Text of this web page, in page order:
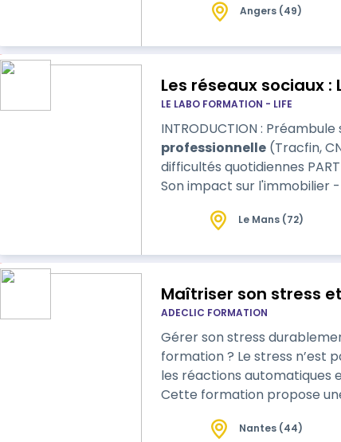
pendant 2 jours ++ Vous faire faire un premier pas en établissant votre propreAngers (49)
Les réseaux sociaux
LE LABO FORMATION - LIFE
INTRODUCTION :
professionnelle(Tracfin,
difficultés quotidiennes PARTIE 1 : Contexte actuel - Rappel de la crise de 2009 -
Son impact sur l'immobilier
Le Mans (72)
Maîtriser son stress
ADECLIC FORMATION
Gérer son stress
formation ? Le stress n’est
les réactions automatiques
Cette formation propose
réguler ses émotions et
Nantes (44)